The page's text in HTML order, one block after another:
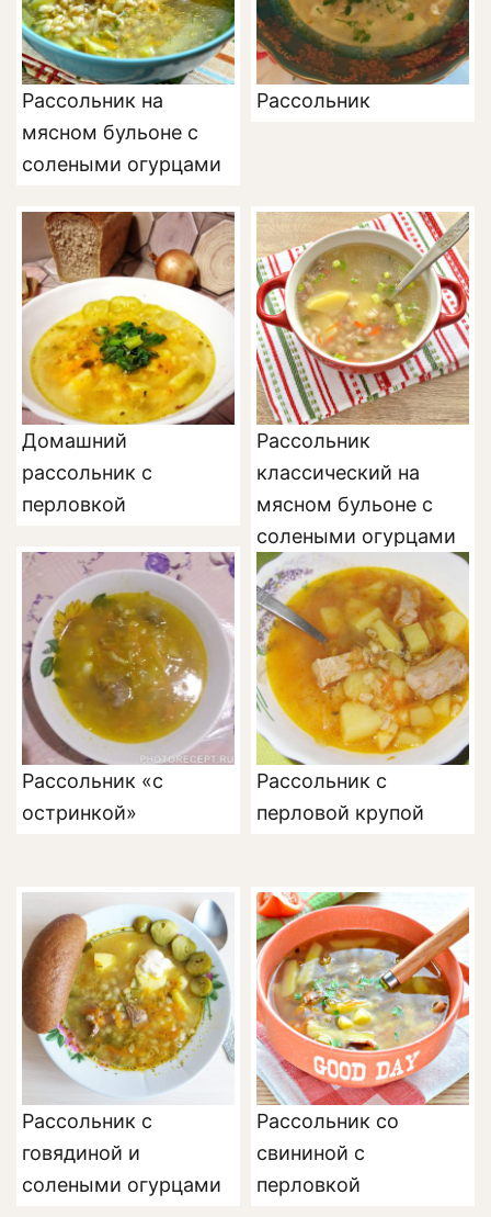
Рассольник на
мясном бульоне с
солеными огурцами
Рассольник
Домашний
рассольник с
перловкой
Рассольник
классический на
мясном бульоне с
солеными огурцами
Рассольник «с
остринкой»
Рассольник с
перловой крупой
Рассольник с
говядиной и
солеными огурцами
Рассольник со
свининой с
перловкой